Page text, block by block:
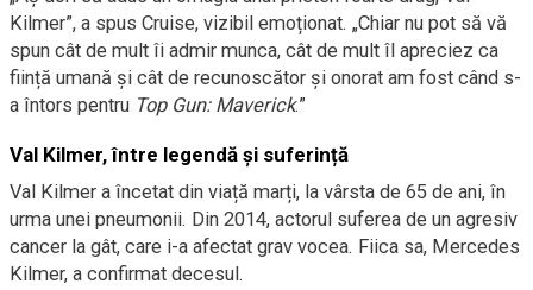
Kilmer”, a spus Cruise, vizibil emoționat. „Chiar nu pot să vă
spun cât de mult îi admir munca, cât de mult îl apreciez ca
ființă umană și cât de recunoscător și onorat am fost când s-
a întors pentru Top Gun: Maverick.”
Val Kilmer, între legendă și suferință
Val Kilmer a încetat din viață marți, la vârsta de 65 de ani, în
urma unei pneumonii. Din 2014, actorul suferea de un agresiv
cancer la gât, care i-a afectat grav vocea. Fiica sa, Mercedes
Kilmer, a confirmat decesul.